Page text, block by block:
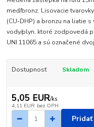
meď/bronz. Lisovacie
(CU-DHP) a bronzu na liatie
vody/plyn, ktoré zodpovedá
UNI 11065 a sú označené
Dostupnosť Skladom
5,05 EUR/ks
4,11 EUR bez DPH